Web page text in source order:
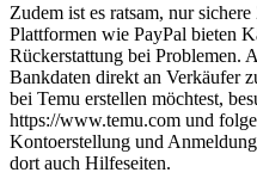
Zudem ist es ratsam, nur
Plattformen wie PayPal bieten
Rückerstattung bei Problemen.
Bankdaten direkt an Verkäufer
bei Temu erstellen möchtest,
https://www.temu.com und
Kontoerstellung und
dort auch Hilfeseiten.